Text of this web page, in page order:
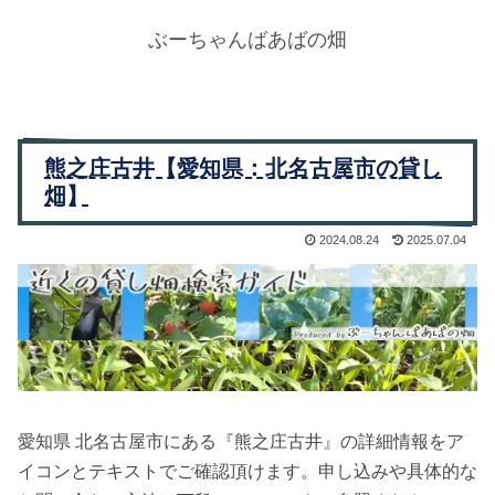
ぶーちゃんばあばの畑
熊之庄古井【愛知県：北名古屋市の貸し
畑】
2024.08.24 2025.07.04
愛知県 北名古屋市にある『熊之庄古井』の詳細情報をア
イコンとテキストでご確認頂けます。申し込みや具体的な